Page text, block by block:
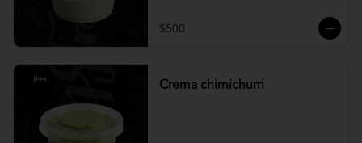
$500
Crema chimichurri